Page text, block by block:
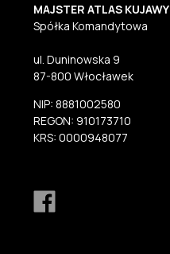
MAJSTER ATLAS KUJAWY
Spółka Komandytowa
ul. Duninowska 9
87-800 Włocławek
NIP: 8881002580
REGON: 910173710
KRS: 0000948077